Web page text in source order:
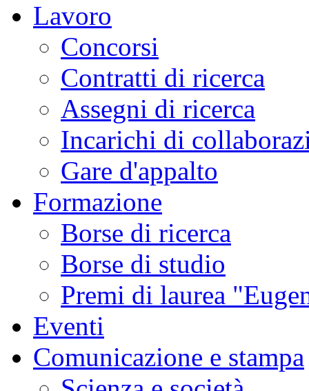
Lavoro
Concorsi
Contratti di ricerca
Assegni di ricerca
Incarichi di
Gare d'appalto
Formazione
Borse di ricerca
Borse di studio
Premi di laurea
Eventi
Comunicazione e stampa